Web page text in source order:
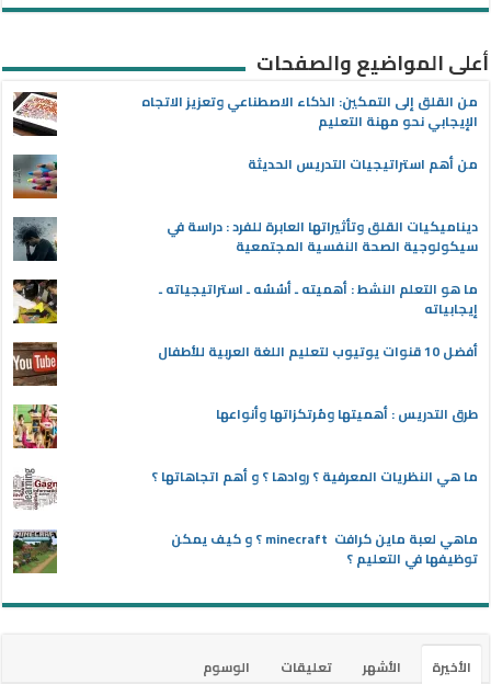
أعلى المواضيع والصفحات
من القلق إلى التمكين: الذكاء الاصطناعي وتعزيز الاتجاه
الإيجابي نحو مهنة التعليم
من أهم استراتيجيات التدريس الحديثة
ديناميكيات القلق وتأثيراتها العابرة للفرد : دراسة في
سيكولوجية الصحة النفسية المجتمعية
ما هو التعلم النشط : أهميته ـ أسُسُه ـ استراتيجياته ـ
إيجابياته
أفضل 10 قنوات يوتيوب لتعليم اللغة العربية للأطفال
طرق التدريس : أهميتها ومُرتكزاتها وأنواعها
ما هي النظريات المعرفية ؟ روادها ؟ و أهم اتجاهاتها ؟
ماهي لعبة ماين كرافت minecraft ؟ و كيف يمكن
توظيفها في التعليم ؟
الأخيرة الأشهر تعليقات
الوسوم